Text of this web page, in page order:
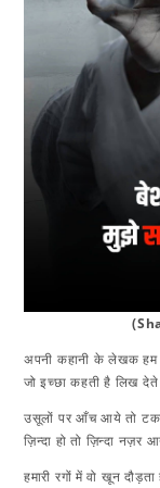
अपनी कहानी के लेखक
जो इच्छा कहती है लिख
उसूलों पर आँच आये तो
ज़िन्दा हो तो ज़िन्दा नज़र
हमारी रगों में वो खून